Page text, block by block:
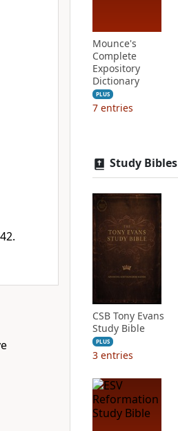
Mounce's
Complete
Expository
Dictionary
PLUS
7 entries
Study Bibles
CSB Tony Evans
Study Bible
PLUS
3 entries